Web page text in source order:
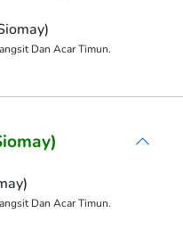
Dan Acar Timun.
Dan Acar Timun.